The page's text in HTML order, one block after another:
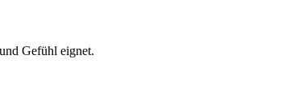
Gefühl eignet.